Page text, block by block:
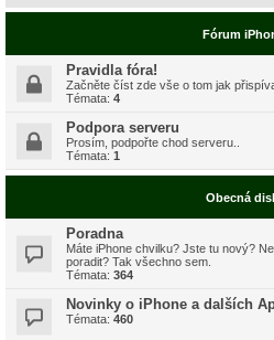
Fórum
Pravidla fóra!
Začněte číst zde vše o tom jak
Témata: 4
Podpora serveru
Prosím, podpořte chod serveru..
Témata: 1
Obecná
Poradna
Máte iPhone chvilku? Jste tu nový?
poradit? Tak všechno sem.
Témata: 364
Novinky o iPhone a dalších
Témata: 460